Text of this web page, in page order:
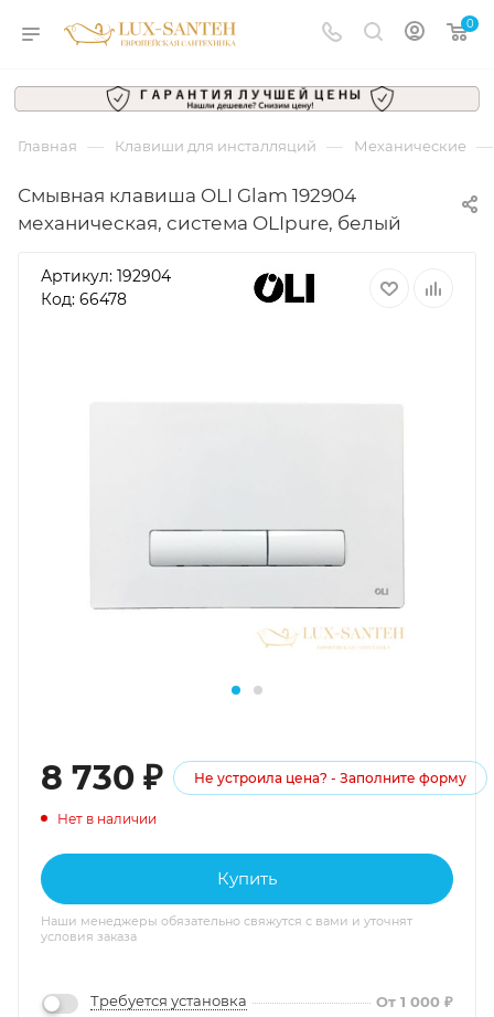
0
Главная — Клавиши для инсталляций — Механические —
Смывная клавиша OLI Glam 192904
механическая, система OLIpure, белый
Артикул: 192904
Код: 66478
8 730 ₽ Не устроила цена? - Заполните форму
Нет в наличии
Купить
Наши менеджеры обязательно свяжутся с вами и уточнят
условия заказа
Требуется установка От 1 000 ₽